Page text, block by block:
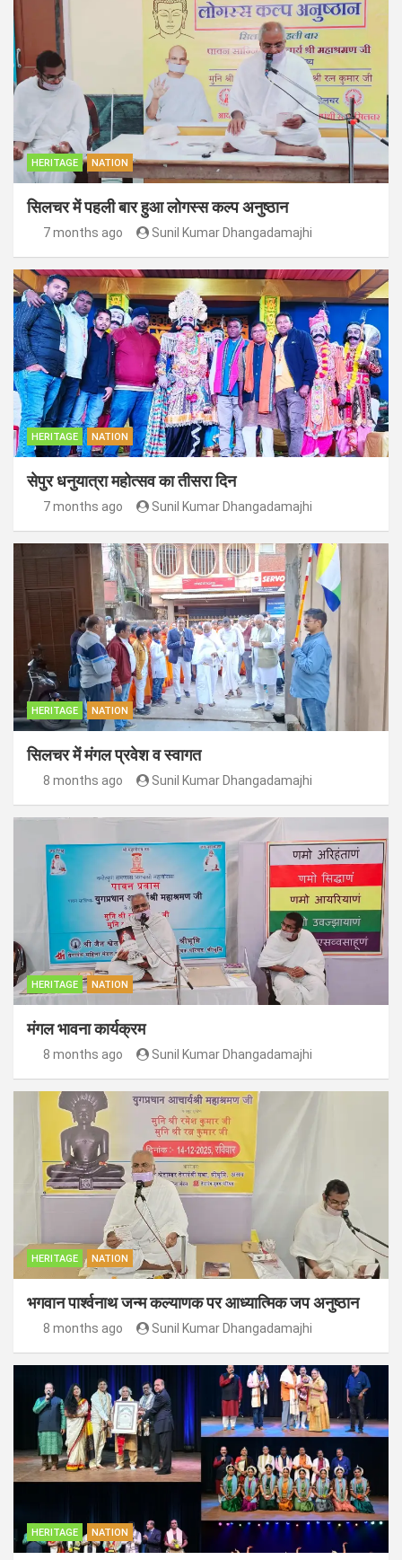
HERITAGE NATION
सिलचर में पहली बार हुआ लोगस्स कल्प अनुष्ठान
7 months ago Sunil Kumar Dhangadamajhi
HERITAGE NATION
सेपुर धनुयात्रा महोत्सव का तीसरा दिन
7 months ago Sunil Kumar Dhangadamajhi
HERITAGE NATION
सिलचर में मंगल प्रवेश व स्वागत
8 months ago Sunil Kumar Dhangadamajhi
HERITAGE NATION
मंगल भावना कार्यक्रम
8 months ago Sunil Kumar Dhangadamajhi
HERITAGE NATION
भगवान पार्श्वनाथ जन्म कल्याणक पर आध्यात्मिक जप अनुष्ठान
8 months ago Sunil Kumar Dhangadamajhi
HERITAGE NATION